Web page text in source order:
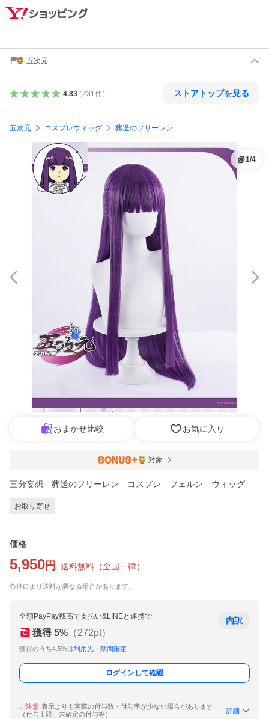
五次元
4.83（ 231件） ストアトップを見る
五次元 コスプレウィッグ 葬送のフリーレン
1/4
おまかせ比較 お気に入り
対象
三分妄想 葬送のフリーレン コスプレ フェルン ウィッグ
お取り寄せ
価格
5,950 円 送料無料 （全国一律）
条件により送料が異なる場合があります。
全額PayPay残高で支払い&LINEと連携で
獲得 5% （272pt）
獲得のうち4.5%は利用先・期間限定
内訳
ログインして確認
ご注意 表示よりも実際の付与数・付与率が少ない場合があります
（付与上限、未確定の付与等）
詳細